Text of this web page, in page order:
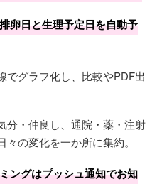
卵日と生理予定日を自動予
でグラフ化し、比較やPDF出
分・仲良し、通院・薬・注射
の変化を一か所に集約。
ングはプッシュ通知でお知